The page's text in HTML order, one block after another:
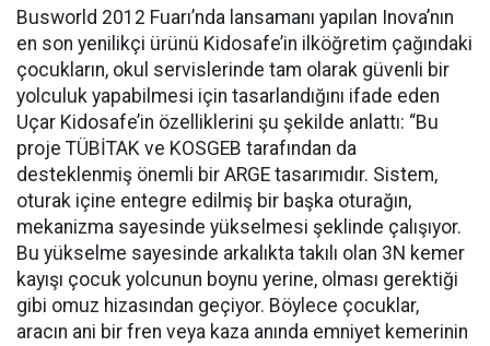
Busworld 2012 Fuarı’nda lansamanı yapılan Inova’nın
en son yenilikçi ürünü Kidosafe’in ilköğretim çağındaki
çocukların, okul servislerinde tam olarak güvenli bir
yolculuk yapabilmesi için tasarlandığını ifade eden
Uçar Kidosafe’in özelliklerini şu şekilde anlattı: “Bu
proje TÜBİTAK ve KOSGEB tarafından da
desteklenmiş önemli bir ARGE tasarımıdır. Sistem,
oturak içine entegre edilmiş bir başka oturağın,
mekanizma sayesinde yükselmesi şeklinde çalışıyor.
Bu yükselme sayesinde arkalıkta takılı olan 3N kemer
kayışı çocuk yolcunun boynu yerine, olması gerektiği
gibi omuz hizasından geçiyor. Böylece çocuklar,
aracın ani bir fren veya kaza anında emniyet kemerinin